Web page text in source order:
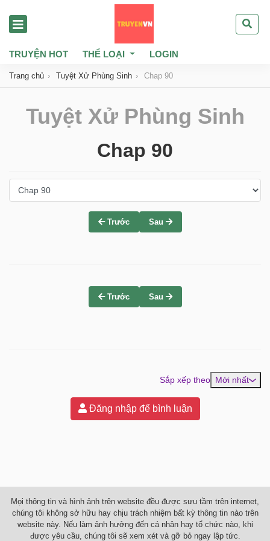
TRUYỆN HOT THỂ LOẠI LOGIN
Trang chủ Tuyệt Xử Phùng Sinh Chap 90
Tuyệt Xử Phùng Sinh
Chap 90
Trước Sau
Trước Sau
Sắp xếp theo Mới nhất
Đăng nhập để bình luận
Mọi thông tin và hình ảnh trên website đều được sưu tầm trên internet,
chúng tôi không sở hữu hay chịu trách nhiệm bất kỳ thông tin nào trên
website này. Nếu làm ảnh hưởng đến cá nhân hay tổ chức nào, khi
được yêu cầu, chúng tôi sẽ xem xét và gỡ bỏ ngay lập tức.